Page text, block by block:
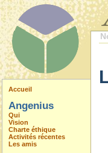
Accueil
Angenius
Qui
Vision
Charte éthique
Activités récentes
Les amis